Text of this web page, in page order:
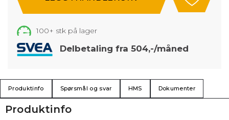
100+ stk på lager
Delbetaling fra 504,-/måned
Produktinfo Spørsmål og svar HMS Dokumenter
Produktinfo